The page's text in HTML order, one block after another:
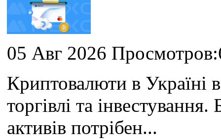
05 Авг 2026
Криптовалюти в Україні
торгівлі та
активів потрібен...